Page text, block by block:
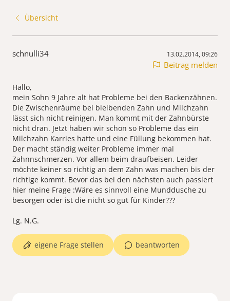
Übersicht
schnulli34 13.02.2014, 09:26
Beitrag melden
Hallo,
mein Sohn 9 Jahre alt hat Probleme bei den Backenzähnen.
Die Zwischenräume bei bleibenden Zahn und Milchzahn
lässt sich nicht reinigen. Man kommt mit der Zahnbürste
nicht dran. Jetzt haben wir schon so Probleme das ein
Milchzahn Karries hatte und eine Füllung bekommen hat.
Der macht ständig weiter Probleme immer mal
Zahnnschmerzen. Vor allem beim draufbeisen. Leider
möchte keiner so richtig an dem Zahn was machen bis der
richtige kommt. Bevor das bei den nächsten auch passiert
hier meine Frage :Wäre es sinnvoll eine Munddusche zu
besorgen oder ist die nicht so gut für Kinder???
Lg. N.G.
beantworten
eigene Frage stellen